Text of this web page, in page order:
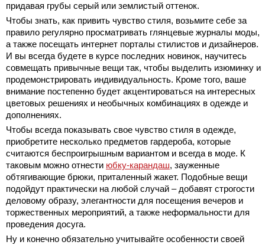
придавая грубы серый или землистый оттенок.
Чтобы знать, как привить чувство стиля, возьмите себе за
правило регулярно просматривать глянцевые журналы моды,
а также посещать интернет порталы стилистов и дизайнеров.
И вы всегда будете в курсе последних новинок, научитесь
совмещать привычные вещи так, чтобы выделить изюминку и
продемонстрировать индивидуальность. Кроме того, ваше
внимание постепенно будет акцентироваться на интересных
цветовых решениях и необычных комбинациях в одежде и
дополнениях.
Чтобы всегда показывать свое чувство стиля в одежде,
приобретите несколько предметов гардероба, которые
считаются беспроигрышным вариантом и всегда в моде. К
таковым можно отнести юбку-карандаш, зауженные
обтягивающие брюки, приталенный жакет. Подобные вещи
подойдут практически на любой случай – добавят строгости
деловому образу, элегантности для посещения вечеров и
торжественных мероприятий, а также неформальности для
проведения досуга.
Ну и конечно обязательно учитывайте особенности своей